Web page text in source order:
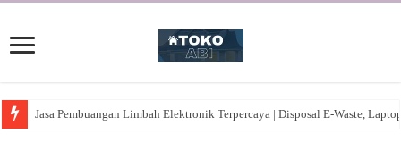
Jasa Pembuangan Limbah Elektronik Terpercaya | Disposal E-Waste,